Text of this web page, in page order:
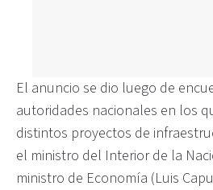
El anuncio se dio luego de
autoridades nacionales en los
distintos proyectos de
el ministro del Interior de la
ministro de Economía (Luis